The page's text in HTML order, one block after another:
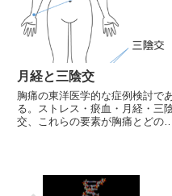
月経と三陰交
胸痛の東洋医学的な症例検討で
る。ストレス・瘀血・月経・三
交、これらの要素が胸痛とどの